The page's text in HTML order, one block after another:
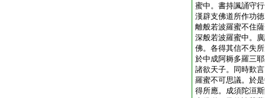
蜜中。書持諷誦守
漢辟支佛道所作功
離般若波羅蜜不住
深般若波羅蜜中。
佛。各得其信不失
於中成阿耨多羅三
諸欲天子。同時歎
羅蜜不可思議。於
得所應。成須陀洹